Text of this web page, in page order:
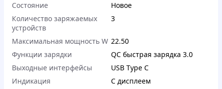
Состояние
Новое
Количество заряжаемых
устройств
3
Максимальная мощность W 22.50
Функции зарядки
QC быстрая зарядка 3.0
Выходные интерфейсы
USB Type C
Индикация
С дисплеем